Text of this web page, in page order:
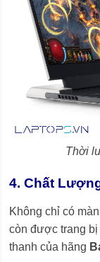
Thời
4. Chất
Không chỉ có
còn được trang bị
thanh của hãng